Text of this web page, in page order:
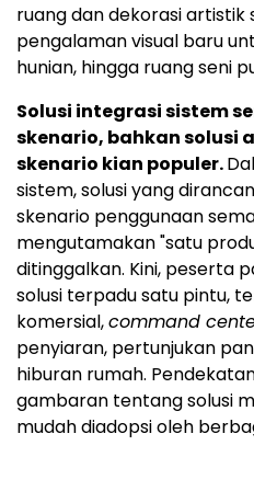
ruang dan dekorasi
pengalaman visual baru
hunian, hingga ruang seni
Solusi integrasi sistem
skenario, bahkan solusi
skenario kian populer.
sistem, solusi yang
skenario penggunaan
mengutamakan "satu
ditinggalkan. Kini, peserta
solusi terpadu satu pintu,
komersial,command
penyiaran, pertunjukan
hiburan rumah.
gambaran tentang solusi
mudah diadopsi oleh